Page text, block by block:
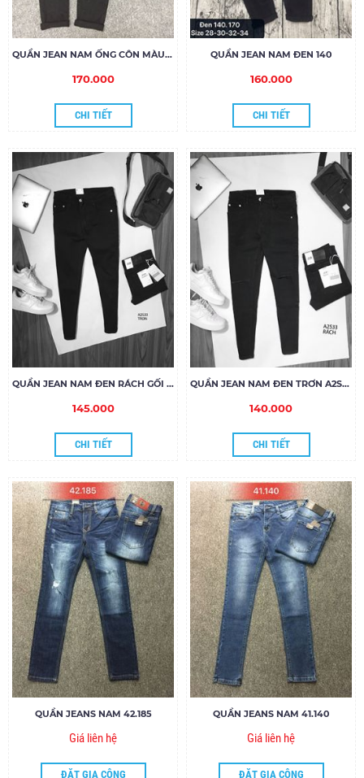
QUẦN JEAN NAM ỐNG CÔN MÀU ĐEN
170.000
CHI TIẾT
QUẦN JEAN NAM ĐEN 140
160.000
CHI TIẾT
QUẦN JEAN NAM ĐEN RÁCH GỐI A2S33
145.000
CHI TIẾT
QUẦN JEAN NAM ĐEN TRƠN A2S33
140.000
CHI TIẾT
QUẦN JEANS NAM 42.185
Giá liên hệ
ĐẶT GIA CÔNG
QUẦN JEANS NAM 41.140
Giá liên hệ
ĐẶT GIA CÔNG